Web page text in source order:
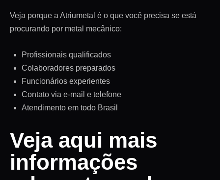
Veja porque a Atriumetal é o que você precisa se está
procurando por metal mecânico:
Profissionais qualificados
Colaboradores preparados
Funcionários experientes
Contato via e-mail e telefone
Atendimento em todo Brasil
Veja aqui mais
informações